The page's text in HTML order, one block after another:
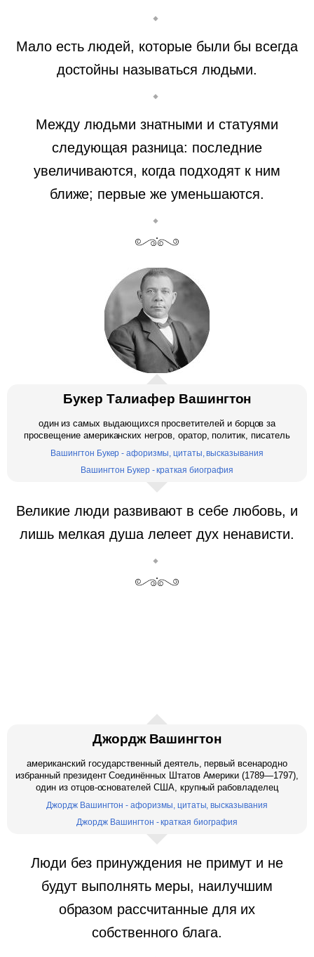
Мало есть людей, которые были бы всегда
достойны называться людьми.
Между людьми знатными и статуями
следующая разница: последние
увеличиваются, когда подходят к ним
ближе; первые же уменьшаются.
Букер Талиафер Вашингтон
один из самых выдающихся просветителей и борцов за
просвещение американских негров, оратор, политик, писатель
Вашингтон Букер - афоризмы, цитаты, высказывания
Вашингтон Букер - краткая биография
Великие люди развивают в себе любовь, и
лишь мелкая душа лелеет дух ненависти.
Джордж Вашингтон
американский государственный деятель, первый всенародно
избранный президент Соединённых Штатов Америки (1789—1797),
один из отцов-основателей США, крупный рабовладелец
Джордж Вашингтон - афоризмы, цитаты, высказывания
Джордж Вашингтон - краткая биография
Люди без принуждения не примут и не
будут выполнять меры, наилучшим
образом рассчитанные для их
собственного блага.